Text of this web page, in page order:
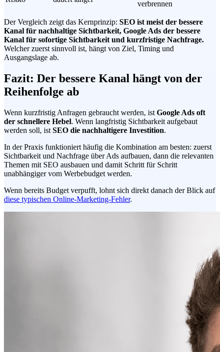
verbrennen
Der Vergleich zeigt das Kernprinzip: SEO ist meist der bessere
Kanal für nachhaltige Sichtbarkeit, Google Ads der bessere
Kanal für sofortige Sichtbarkeit und kurzfristige Nachfrage.
Welcher zuerst sinnvoll ist, hängt von Ziel, Timing und
Ausgangslage ab.
Fazit: Der bessere Kanal hängt von der
Reihenfolge ab
Wenn kurzfristig Anfragen gebraucht werden, ist Google Ads oft
der schnellere Hebel. Wenn langfristig Sichtbarkeit aufgebaut
werden soll, ist SEO die nachhaltigere Investition.
In der Praxis funktioniert häufig die Kombination am besten: zuerst
Sichtbarkeit und Nachfrage über Ads aufbauen, dann die relevanten
Themen mit SEO ausbauen und damit Schritt für Schritt
unabhängiger vom Werbebudget werden.
Wenn bereits Budget verpufft, lohnt sich direkt danach der Blick auf
diese typischen Online-Marketing-Fehler.